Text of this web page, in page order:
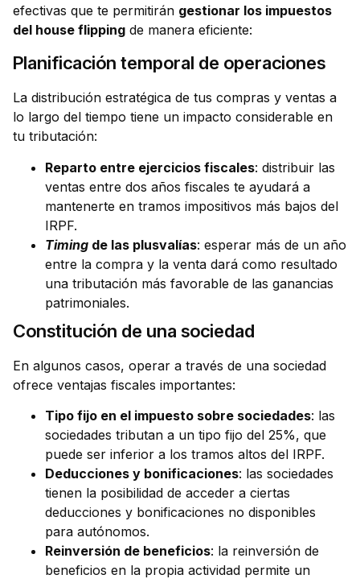
efectivas que te permitirán gestionar los impuestos
del house flipping de manera eficiente:
Planificación temporal de operaciones
La distribución estratégica de tus compras y ventas a
lo largo del tiempo tiene un impacto considerable en
tu tributación:
Reparto entre ejercicios fiscales: distribuir las
ventas entre dos años fiscales te ayudará a
mantenerte en tramos impositivos más bajos del
IRPF.
Timing de las plusvalías: esperar más de un año
entre la compra y la venta dará como resultado
una tributación más favorable de las ganancias
patrimoniales.
Constitución de una sociedad
En algunos casos, operar a través de una sociedad
ofrece ventajas fiscales importantes:
Tipo fijo en el impuesto sobre sociedades: las
sociedades tributan a un tipo fijo del 25%, que
puede ser inferior a los tramos altos del IRPF.
Deducciones y bonificaciones: las sociedades
tienen la posibilidad de acceder a ciertas
deducciones y bonificaciones no disponibles
para autónomos.
Reinversión de beneficios: la reinversión de
beneficios en la propia actividad permite un